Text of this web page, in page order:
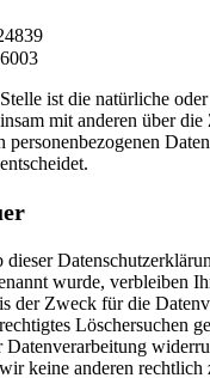
ist die natürliche
mit anderen über
personenbezogenen
dieser
wurde, verbleiben
der Zweck für die
Löschersuchen
keine anderen